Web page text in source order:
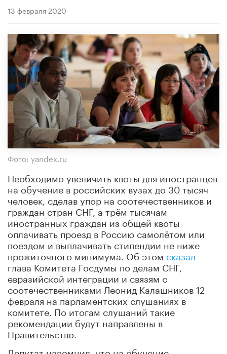
13 февраля 2020
Фото: yandex.ru
Необходимо увеличить квоты для иностранцев
на обучение в российских вузах до 30 тысяч
человек, сделав упор на соотечественников и
граждан стран СНГ, а трём тысячам
иностранных граждан из общей квоты
оплачивать проезд в Россию самолётом или
поездом и выплачивать стипендии не ниже
прожиточного минимума. Об этом сказал
глава Комитета Госдумы по делам СНГ,
евразийской интеграции и связям с
соотечественниками Леонид Калашников 12
февраля на парламентских слушаниях в
комитете. По итогам слушаний такие
рекомендации будут направлены в
Правительство.